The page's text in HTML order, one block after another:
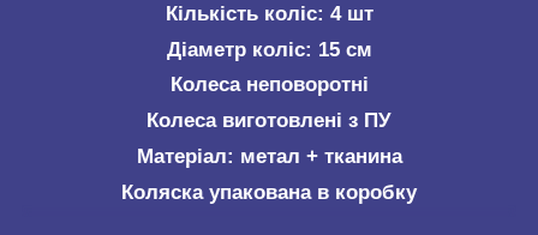
Кількість коліс: 4 шт
Діаметр коліс: 15 см
Колеса неповоротні
Колеса виготовлені з ПУ
Матеріал: метал + тканина
Коляска упакована в коробку